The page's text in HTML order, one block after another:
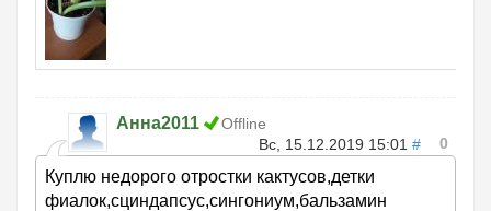
Анна2011
Offline
Вс, 15.12.2019 15:01 # 0
Куплю недорого отростки кактусов,детки
фиалок,сциндапсус,сингониум,бальзамин